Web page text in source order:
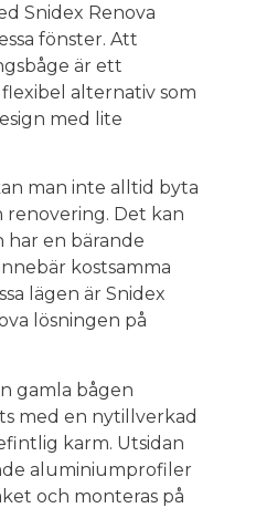
Snidex Renova
fönster. Att
är ett
alternativ som
med lite
man inte alltid byta
Det kan
har en bärande
kostsamma
lägen är Snidex
lösningen på
gamla bågen
med en nytillverkad
karm. Utsidan
aluminiumprofiler
och monteras på